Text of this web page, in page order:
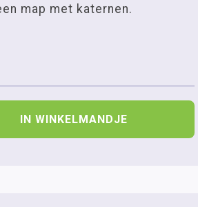
map met katernen.
IN WINKELMANDJE